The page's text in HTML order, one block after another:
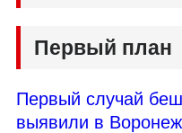
Первый план
Первый случай
выявили в